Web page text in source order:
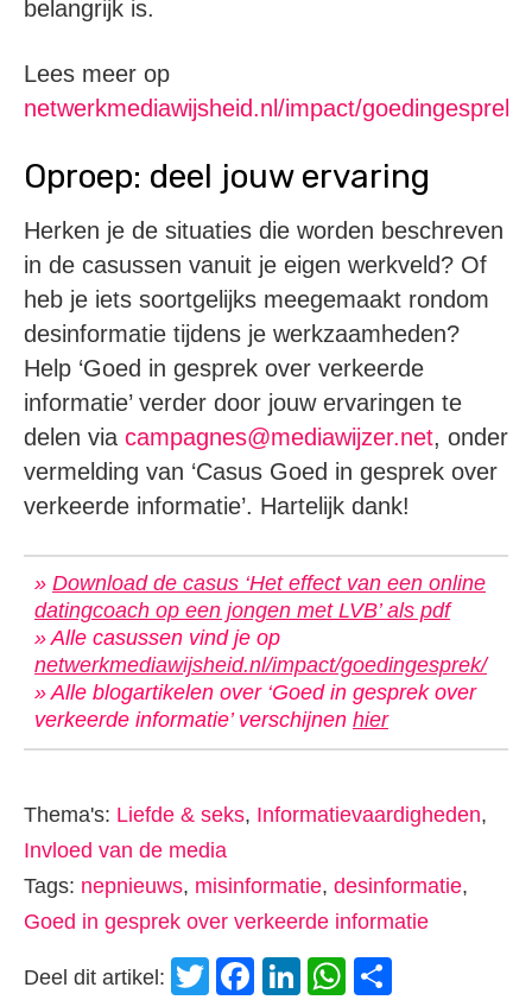
belangrijk is.
Lees meer op
netwerkmediawijsheid.nl/impact/goedingesprek/
Oproep: deel jouw ervaring
Herken je de situaties die worden beschreven
in de casussen vanuit je eigen werkveld? Of
heb je iets soortgelijks meegemaakt rondom
desinformatie tijdens je werkzaamheden?
Help ‘Goed in gesprek over verkeerde
informatie’ verder door jouw ervaringen te
delen via campagnes@mediawijzer.net, onder
vermelding van ‘Casus Goed in gesprek over
verkeerde informatie’. Hartelijk dank!
» Download de casus ‘Het effect van een online
datingcoach op een jongen met LVB’ als pdf
» Alle casussen vind je op
netwerkmediawijsheid.nl/impact/goedingesprek/
» Alle blogartikelen over ‘Goed in gesprek over
verkeerde informatie’ verschijnen hier
Thema's: Liefde & seks, Informatievaardigheden,
Invloed van de media
Tags: nepnieuws, misinformatie, desinformatie,
Goed in gesprek over verkeerde informatie
Deel dit artikel: Twitter
Facebook
LinkedIn
WhatsApp